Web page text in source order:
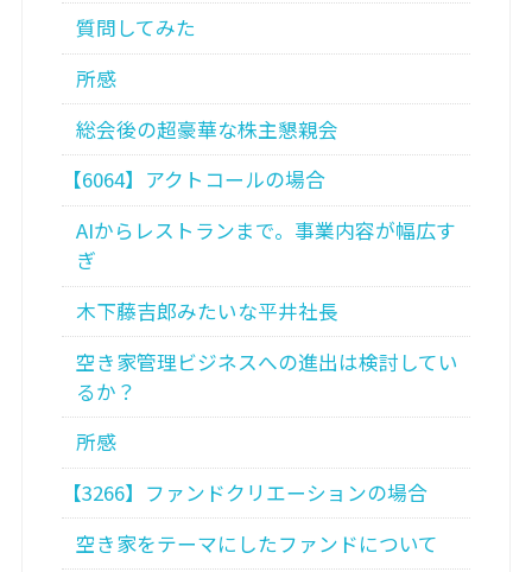
質問してみた
所感
総会後の超豪華な株主懇親会
【6064】アクトコールの場合
AIからレストランまで。事業内容が幅広す
ぎ
木下藤吉郎みたいな平井社長
空き家管理ビジネスへの進出は検討してい
るか？
所感
【3266】ファンドクリエーションの場合
空き家をテーマにしたファンドについて